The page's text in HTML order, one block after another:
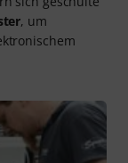
, um